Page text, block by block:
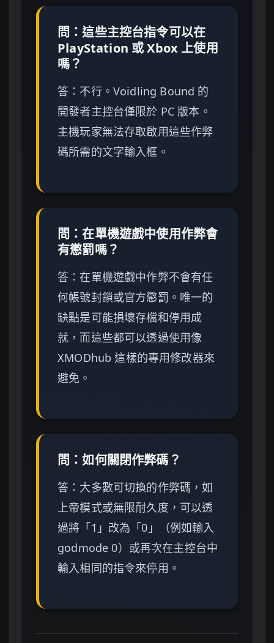
問：這些主控台指令可以在
PlayStation 或 Xbox 上使用
嗎？
答：不行。Voidling Bound 的
開發者主控台僅限於 PC 版本。
主機玩家無法存取啟用這些作弊
碼所需的文字輸入框。
問：在單機遊戲中使用作弊會
有懲罰嗎？
答：在單機遊戲中作弊不會有任
何帳號封鎖或官方懲罰。唯一的
缺點是可能損壞存檔和停用成
就，而這些都可以透過使用像
XMODhub 這樣的專用修改器來
避免。
問：如何關閉作弊碼？
答：大多數可切換的作弊碼，如
上帝模式或無限耐久度，可以透
過將「1」改為「0」（例如輸入
godmode 0）或再次在主控台中
輸入相同的指令來停用。